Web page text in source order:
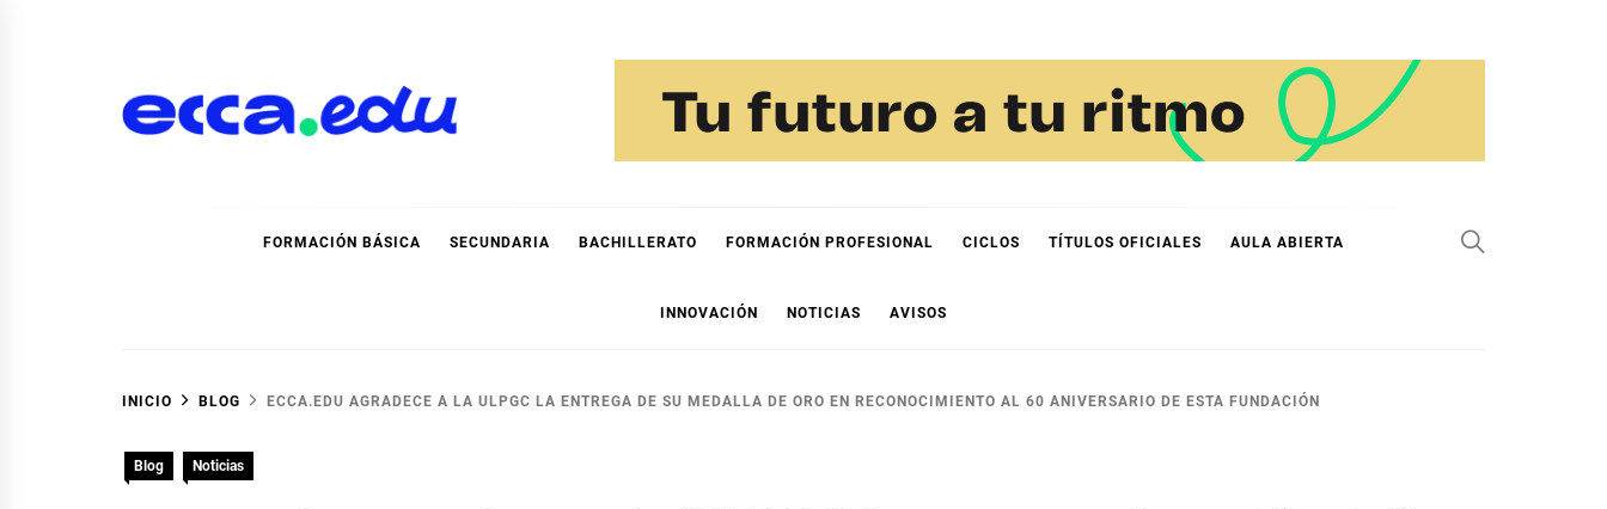
FORMACIÓN BÁSICA SECUNDARIA BACHILLERATO FORMACIÓN PROFESIONAL CICLOS TÍTULOS OFICIALES AULA ABIERTA
INNOVACIÓN NOTICIAS AVISOS
INICIO BLOG ECCA.EDU AGRADECE A LA ULPGC LA ENTREGA DE SU MEDALLA DE ORO EN RECONOCIMIENTO AL 60 ANIVERSARIO DE ESTA FUNDACIÓN
Blog Noticias